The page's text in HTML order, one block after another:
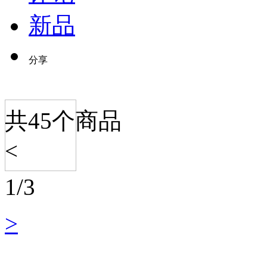
新品
分享
共45个商品
<
1/3
>